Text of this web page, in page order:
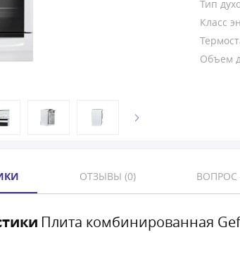
Тип
Класс
Объем
ОТЗЫВЫ (0) ВОПРОС
Плита комбинированная